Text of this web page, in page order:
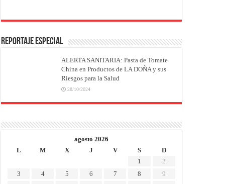
REPORTAJE ESPECIAL
ALERTA SANITARIA: Pasta de Tomate
China en Productos de LA DOÑA y sus
Riesgos para la Salud
28/10/2024
agosto 2026
L
M X J V S
D
1
2
3
4 5 6 7 8
9